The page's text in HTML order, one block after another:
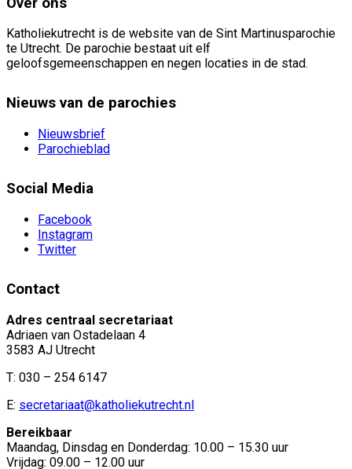
Katholiekutrecht is de website van de Sint Martinusparochie
te Utrecht. De parochie bestaat uit elf
geloofsgemeenschappen en negen locaties in de stad.
Nieuws van de parochies
Nieuwsbrief
Parochieblad
Social Media
Facebook
Instagram
Twitter
Contact
Adres centraal secretariaat
Adriaen van Ostadelaan 4
3583 AJ Utrecht
T: 030 – 254 6147
E: secretariaat@katholiekutrecht.nl
Bereikbaar
Maandag, Dinsdag en Donderdag: 10.00 – 15.30 uur
Vrijdag: 09.00 – 12.00 uur